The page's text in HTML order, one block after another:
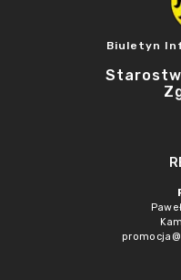
Biuletyn